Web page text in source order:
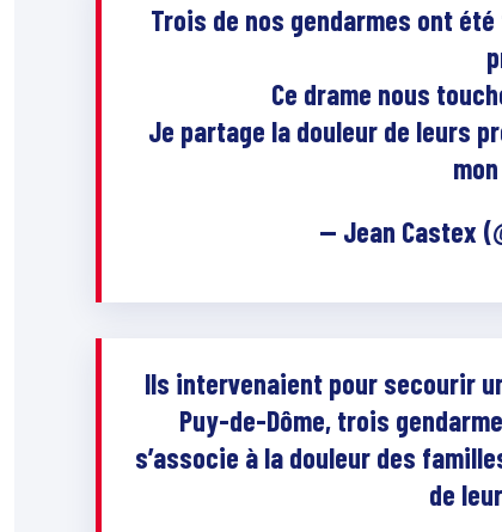
Trois de nos gendarmes ont
Ce drame nous
Je partage la douleur de leurs
— Jean Castex
Ils intervenaient pour secourir
Puy-de-Dôme, trois
s’associe à la douleur des
de